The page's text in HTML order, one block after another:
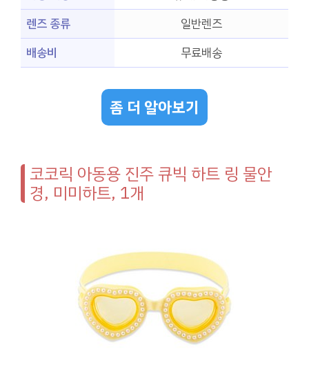
렌즈 종류
일반렌즈
배송비
무료배송
좀 더 알아보기
코코릭 아동용 진주 큐빅 하트 링 물안
경, 미미하트, 1개